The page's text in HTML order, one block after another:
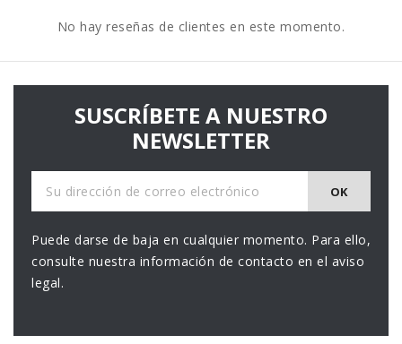
No hay reseñas de clientes en este momento.
SUSCRÍBETE A NUESTRO
NEWSLETTER
Puede darse de baja en cualquier momento. Para ello,
consulte nuestra información de contacto en el aviso
legal.